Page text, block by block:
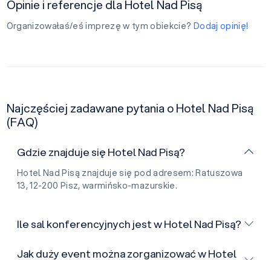
Opinie i referencje dla Hotel Nad Pisą
Organizowałaś/eś imprezę w tym obiekcie? Dodaj opinię!
Najczęściej zadawane pytania o Hotel Nad Pisą
(FAQ)
Gdzie znajduje się Hotel Nad Pisą?
Hotel Nad Pisą znajduje się pod adresem: Ratuszowa
13, 12-200 Pisz, warmińsko-mazurskie.
Ile sal konferencyjnych jest w Hotel Nad Pisą?
Jak duży event można zorganizować w Hotel